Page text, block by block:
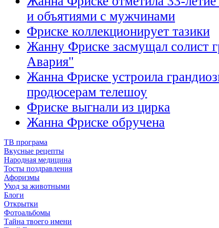
и объятиями с мужчинами
Фриске коллекционирует тазики
Жанну Фриске засмущал солист
Авария"
Жанна Фриске устроила
продюсерам телешоу
Фриске выгнали из цирка
Жанна Фриске обручена
ТВ програма
Вкусные рецепты
Народная медицина
Тосты поздравления
Афоризмы
Уход за животными
Блоги
Открытки
Фотоальбомы
Тайна твоего имени